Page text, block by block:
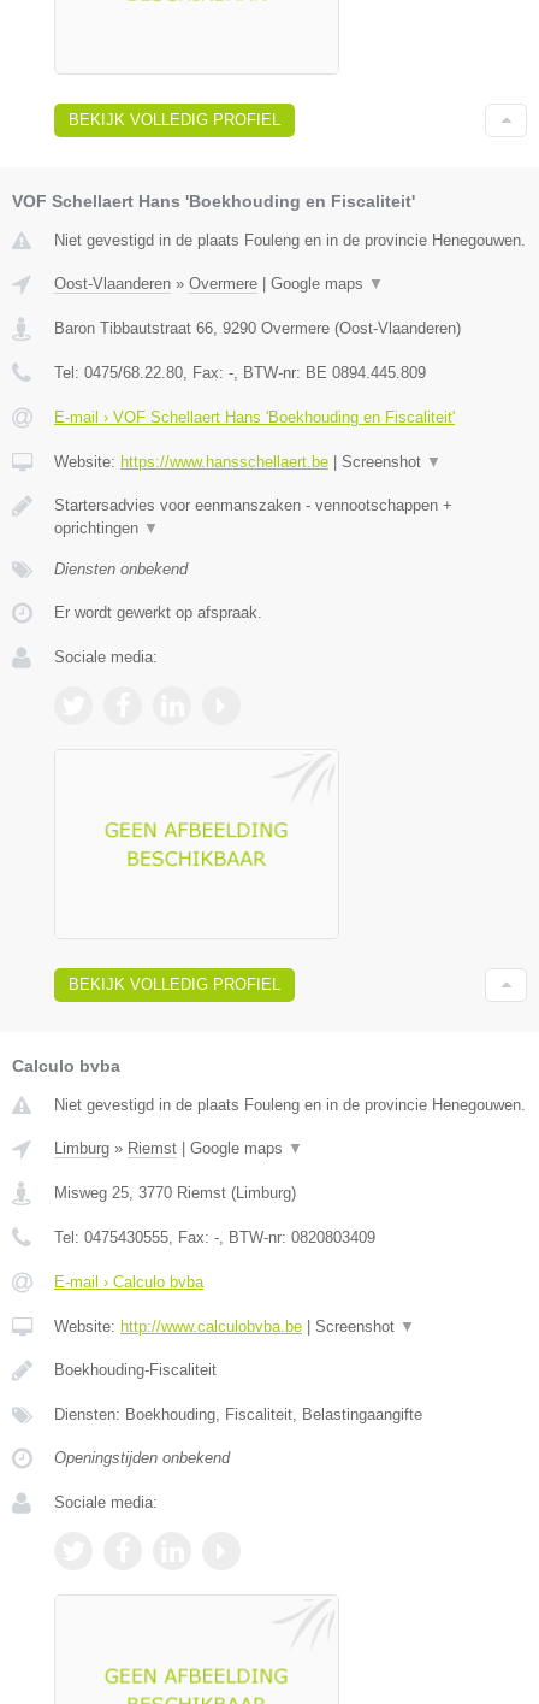
BEKIJK VOLLEDIG PROFIEL
VOF Schellaert Hans 'Boekhouding en Fiscaliteit'
Niet gevestigd in de plaats Fouleng en in de provincie Henegouwen.
Oost-Vlaanderen » Overmere Google maps ▼
Baron Tibbautstraat 66 9290 Overmere (Oost-Vlaanderen)
Tel: 0475/68.22.80 , Fax: - , BTW-nr: BE 0894.445.809
E-mail › VOF Schellaert Hans 'Boekhouding en Fiscaliteit'
Website: https://www.hansschellaert.be Screenshot ▼
Startersadvies voor eenmanszaken - vennootschappen +
oprichtingen ▼
Diensten onbekend
Er wordt gewerkt op afspraak.
Sociale media:
BEKIJK VOLLEDIG PROFIEL
Calculo bvba
Niet gevestigd in de plaats Fouleng en in de provincie Henegouwen.
Limburg » Riemst Google maps ▼
Misweg 25, 3770 Riemst (Limburg)
Tel: 0475430555, Fax: -, BTW-nr: 0820803409
E-mail › Calculo bvba
Website: http://www.calculobvba.be Screenshot ▼
Boekhouding-Fiscaliteit
Diensten: Boekhouding, Fiscaliteit, Belastingaangifte
Openingstijden onbekend
Sociale media: